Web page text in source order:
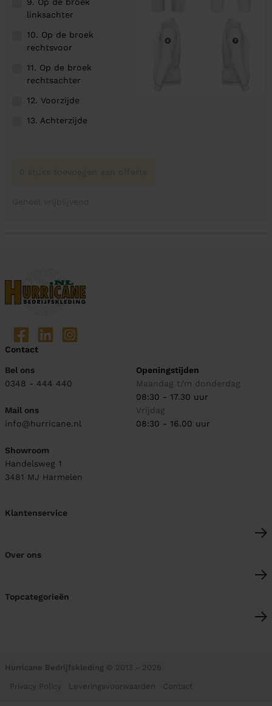
linksachter
10. Op de broek
rechtsvoor
11. Op de broek
rechtsachter
12. Voorzijde
13. Achterzijde
Contact
Bel ons
0348 - 444 440
Mail ons
info@hurricane.nl
Showroom
Handelsweg 1
3481 MJ Harmelen
Openingstijden
Maandag t/m donderdag
08:30 - 17.30 uur
Vrijdag
08:30 - 16.00 uur
Klantenservice
Over ons
Topcategorieën
Hurricane Bedrijfskleding © 2013 - 2026
Privacy Policy Leveringsvoorwaarden Contact